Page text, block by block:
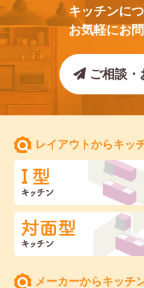
キッチンに
お気軽にお
ご相談・
レイアウトからキッ
メーカーからキッチ